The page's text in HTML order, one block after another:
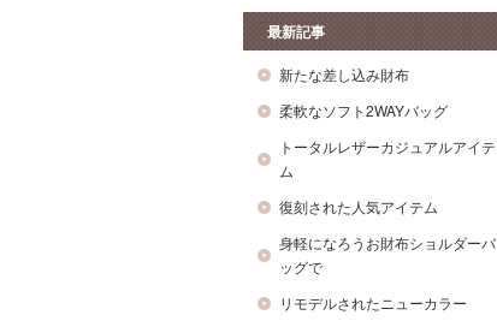
最新記事
新たな差し込み財布
柔軟なソフト2WAYバッグ
トータルレザーカジュアルアイテ
ム
復刻された人気アイテム
身軽になろうお財布ショルダーバ
ッグで
リモデルされたニューカラー